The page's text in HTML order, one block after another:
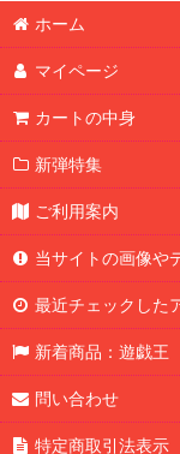
ホーム
マイページ
カートの中身
新弾特集
ご利用案内
当サイトの画像や
最近チェックした
新着商品：遊戯王
問い合わせ
特定商取引法表示